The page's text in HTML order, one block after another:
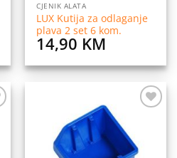
CJENIK ALATA
LUX Kutija za odlaganje
plava 2 set 6 kom.
14,90 KM
želja